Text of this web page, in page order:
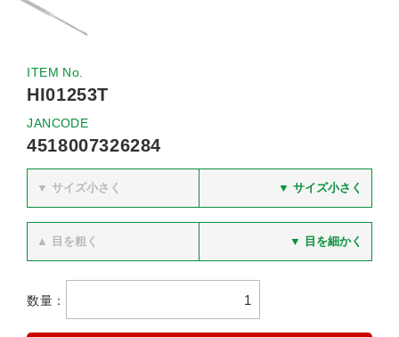
ITEM No.
HI01253T
JANCODE
4518007326284
▼ サイズ小さく ▼ サイズ小さく
▲ 目を粗く ▼ 目を細かく
数量：